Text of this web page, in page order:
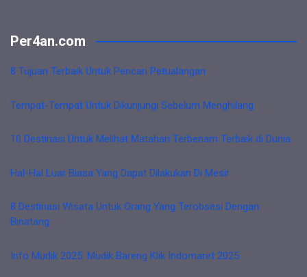
Per4an.com
8 Tujuan Terbaik Untuk Pencari Petualangan
Tempat-Tempat Untuk Dikunjungi Sebelum Menghilang
10 Destinasi Untuk Melihat Matahari Terbenam Terbaik di Dunia
Hal-Hal Luar Biasa Yang Dapat Dilakukan Di Mesir
8 Destinasi Wisata Untuk Orang Yang Terobsesi Dengan
Binatang
Info Mudik 2025: Mudik Bareng Klik Indomaret 2025